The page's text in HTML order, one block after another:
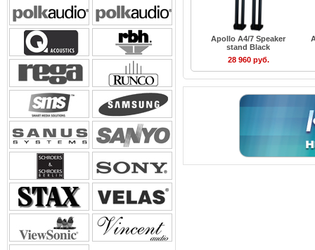
Apollo A4/7 Speaker
stand Black
28 960 руб.